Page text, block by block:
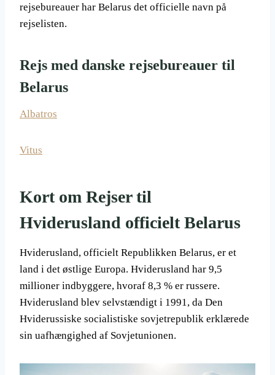
rejsebureauer har Belarus det officielle navn på
rejselisten.
Rejs med danske rejsebureauer til
Belarus
Albatros
Vitus
Kort om Rejser til
Hviderusland officielt Belarus
Hviderusland, officielt Republikken Belarus, er et
land i det østlige Europa. Hviderusland har 9,5
millioner indbyggere, hvoraf 8,3 % er russere.
Hviderusland blev selvstændigt i 1991, da Den
Hviderussiske socialistiske sovjetrepublik erklærede
sin uafhængighed af Sovjetunionen.